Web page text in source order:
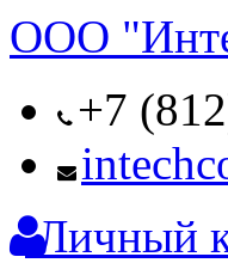
ООО
+7
Личный